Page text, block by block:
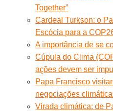
Together”
Cardeal Turkson: o
Escócia para a
A importância de se
Cúpula do Clima
ações devem ser
Papa Francisco
negociações
Virada climática: de